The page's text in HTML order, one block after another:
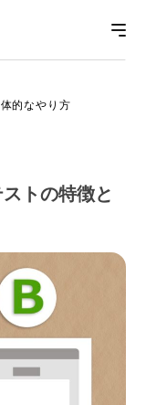
的なやり方
トの特徴と